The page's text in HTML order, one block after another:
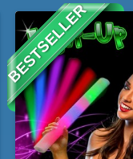
BESTSELLER